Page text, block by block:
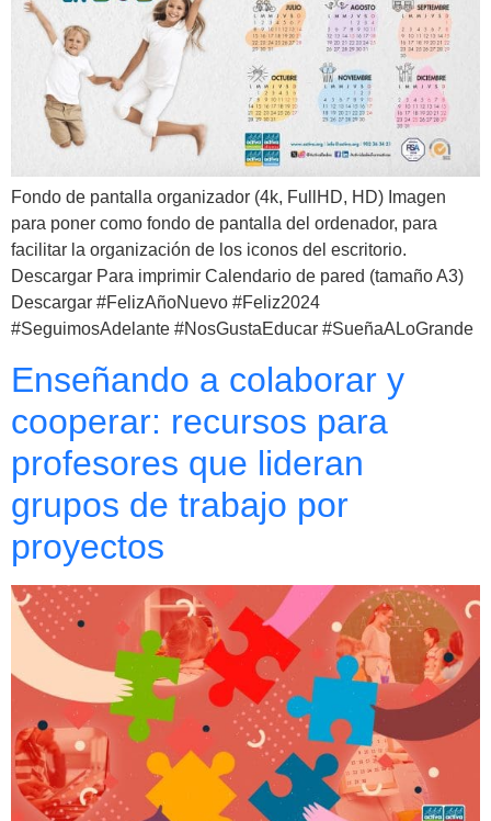
Fondo de pantalla organizador (4k, FullHD, HD) Imagen
para poner como fondo de pantalla del ordenador, para
facilitar la organización de los iconos del escritorio.
Descargar Para imprimir Calendario de pared (tamaño A3)
Descargar #FelizAñoNuevo #Feliz2024
#SeguimosAdelante #NosGustaEducar #SueñaALoGrande
Enseñando a colaborar y
cooperar: recursos para
profesores que lideran
grupos de trabajo por
proyectos